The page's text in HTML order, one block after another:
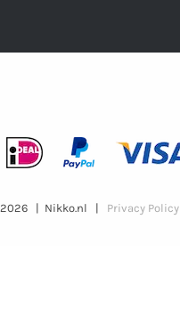
2026 | Nikko.nl | Privacy Policy